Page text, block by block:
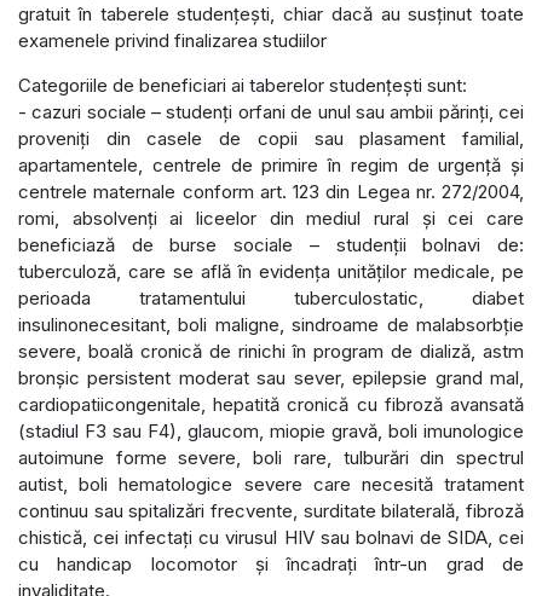
gratuit în taberele studențești, chiar dacă au susținut toate
examenele privind finalizarea studiilor
Categoriile de beneficiari ai taberelor studențești sunt:
- cazuri sociale – studenți orfani de unul sau ambii părinți, cei
proveniți din casele de copii sau plasament familial,
apartamentele, centrele de primire în regim de urgenţă şi
centrele maternale conform art. 123 din Legea nr. 272/2004,
romi, absolvenți ai liceelor din mediul rural și cei care
beneficiază de burse sociale – studenții bolnavi de:
tuberculoză, care se află în evidența unităților medicale, pe
perioada tratamentului tuberculostatic, diabet
insulinonecesitant, boli maligne, sindroame de malabsorbție
severe, boală cronică de rinichi în program de dializă, astm
bronșic persistent moderat sau sever, epilepsie grand mal,
cardiopatiicongenitale, hepatită cronică cu fibroză avansată
(stadiul F3 sau F4), glaucom, miopie gravă, boli imunologice
autoimune forme severe, boli rare, tulburări din spectrul
autist, boli hematologice severe care necesită tratament
continuu sau spitalizări frecvente, surditate bilaterală, fibroză
chistică, cei infectați cu virusul HIV sau bolnavi de SIDA, cei
cu handicap locomotor și încadrați într-un grad de
invaliditate.